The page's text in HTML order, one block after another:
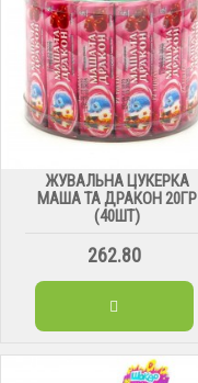
ЖУВАЛЬНА ЦУКЕРКА
МАША ТА ДРАКОН 20ГР
(40ШТ)
262.80